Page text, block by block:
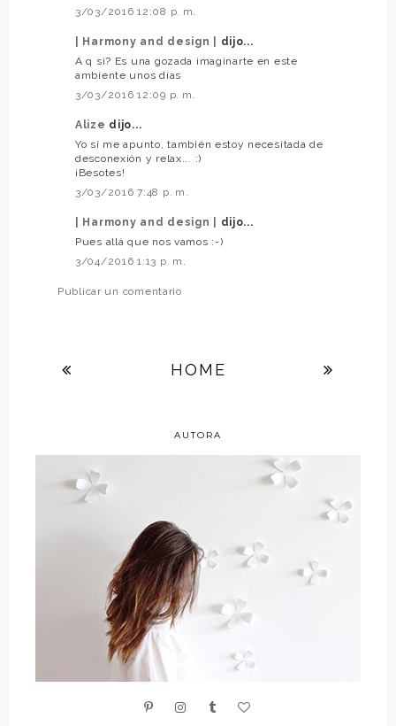
3/03/2016 12:08 p. m.
| Harmony and design |
dijo...
A q si? Es una gozada imaginarte en este
ambiente unos días
3/03/2016 12:09 p. m.
Alize dijo...
Yo sí me apunto, también estoy necesitada de
desconexión y relax... :)
¡Besotes!
3/03/2016 7:48 p. m.
| Harmony and design |
dijo...
Pues allá que nos vamos :-)
3/04/2016 1:13 p. m.
Publicar un comentario
HOME
AUTORA